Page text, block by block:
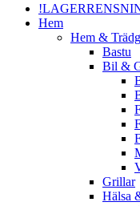
Hem
Hem &
Bastu
Bil &
Grillar
Hälsa